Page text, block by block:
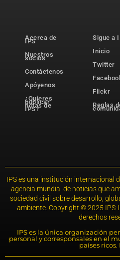
Acerca de
IPS
Nuestros
socios
Contáctenos
Apóyenos
¿Quieres
publicar
notas de
IPS?
Sigue a
Inicio
Twitter
Flickr
Reglas
IPS es una institución internacional
agencia mundial de noticias que
sociedad civil sobre desarrollo,
ambiente. Copyright © 2025 IPS-
derechos
IPS es la única organización
personal y corresponsales en el
países ricos.